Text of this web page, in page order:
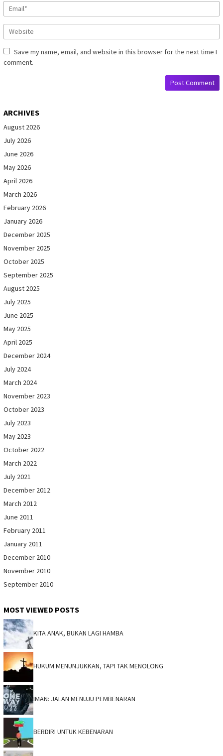
Save my name, email, and website in this browser for the next time I
comment.
ARCHIVES
August 2026
July 2026
June 2026
May 2026
April 2026
March 2026
February 2026
January 2026
December 2025
November 2025
October 2025
September 2025
August 2025
July 2025
June 2025
May 2025
April 2025
December 2024
July 2024
March 2024
November 2023
October 2023
July 2023
May 2023
October 2022
March 2022
July 2021
December 2012
March 2012
June 2011
February 2011
January 2011
December 2010
November 2010
September 2010
MOST VIEWED POSTS
KITA ANAK, BUKAN LAGI HAMBA
HUKUM MENUNJUKKAN, TAPI TAK MENOLONG
IMAN: JALAN MENUJU PEMBENARAN
BERDIRI UNTUK KEBENARAN